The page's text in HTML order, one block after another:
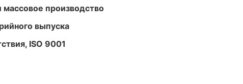
производство
выпуска
ISO 9001